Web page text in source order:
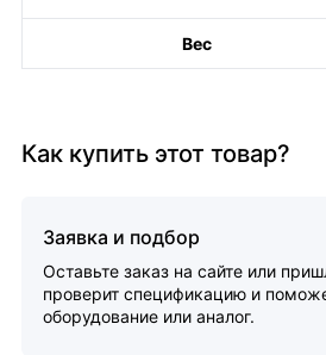
Вес
Как купить этот товар?
Заявка и подбор
Оставьте заказ на сайте или
проверит спецификацию и
оборудование или аналог.